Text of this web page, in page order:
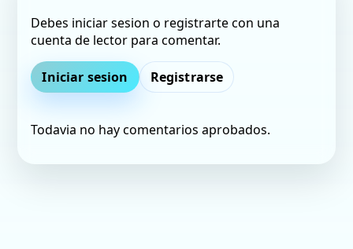
Debes iniciar sesion o registrarte con una
cuenta de lector para comentar.
Iniciar sesion Registrarse
Todavia no hay comentarios aprobados.